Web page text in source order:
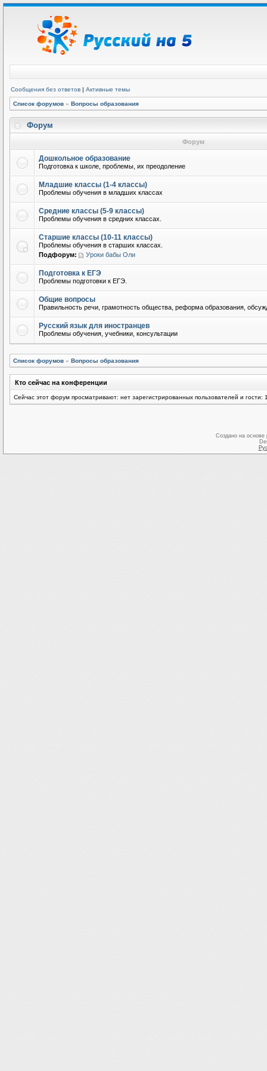
Сообщения без ответов | Активные темы
Список форумов » Вопросы образования
Форум
Форум
Дошкольное образование
Подготовка к школе, проблемы, их преодоление
Младшие классы (1-4 классы)
Проблемы обучения в младших классах
Средние классы (5-9 классы)
Проблемы обучения в средних классах.
Старшие классы (10-11 классы)
Проблемы обучения в старших классах.
Подфорум:
Уроки бабы Оли
Подготовка к ЕГЭ
Проблемы подготовки к ЕГЭ.
Общие вопросы
Правильность речи, грамотность общества, реформа образования,
Русский язык для иностранцев
Проблемы обучения, учебники, консультации
Список форумов » Вопросы образования
Кто сейчас на конференции
Сейчас этот форум просматривают: нет зарегистрированных пользователей и гости:
Создано на основе